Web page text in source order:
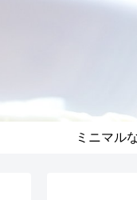
ミニマル